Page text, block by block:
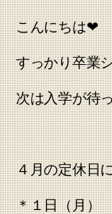
こんにちは❤
すっかり卒業
次は入学が待
４月の定休日
＊１日（月）